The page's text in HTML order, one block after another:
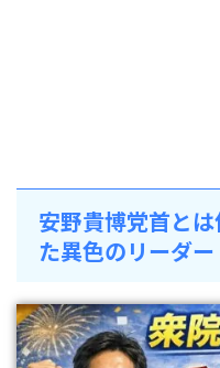
安野貴博党首と
た異色のリーダー